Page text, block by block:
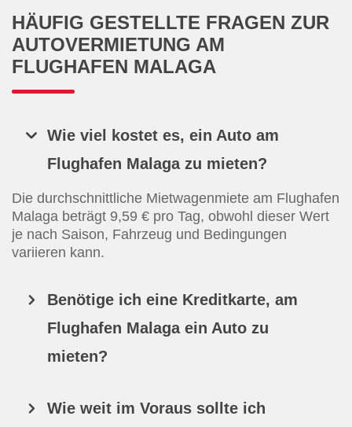
HÄUFIG GESTELLTE FRAGEN ZUR
AUTOVERMIETUNG AM
FLUGHAFEN MALAGA
Wie viel kostet es, ein Auto am
Flughafen Malaga zu mieten?
Die durchschnittliche Mietwagenmiete am Flughafen
Malaga beträgt 9,59 € pro Tag, obwohl dieser Wert
je nach Saison, Fahrzeug und Bedingungen
variieren kann.
Benötige ich eine Kreditkarte, am
Flughafen Malaga ein Auto zu
mieten?
Wie weit im Voraus sollte ich